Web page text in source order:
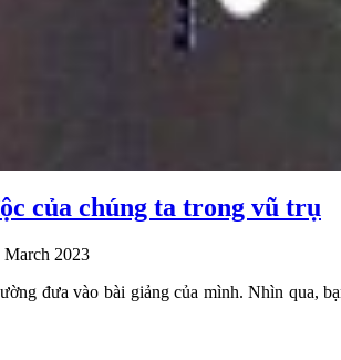
của chúng ta trong vũ trụ
March 2023
đưa vào bài giảng của mình. Nhìn qua,